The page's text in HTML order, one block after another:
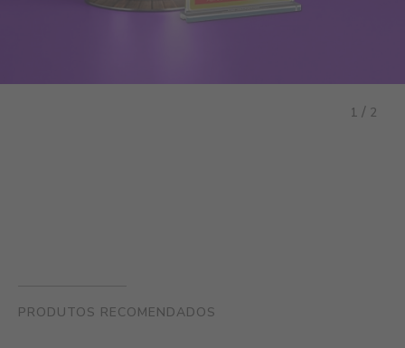
1 / 2
PRODUTOS RECOMENDADOS